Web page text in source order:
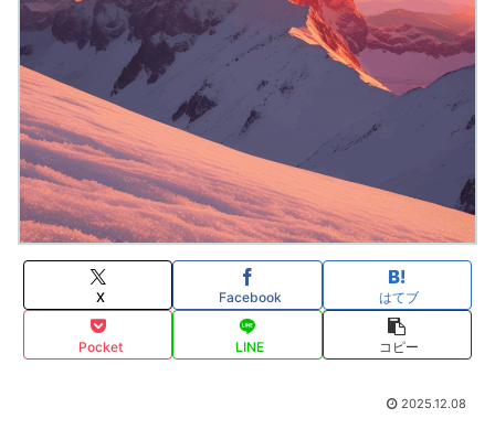
X Facebook はてブ
Pocket LINE コピー
2025.12.08